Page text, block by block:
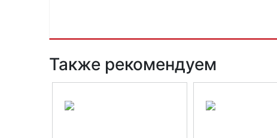
Также рекомендуем